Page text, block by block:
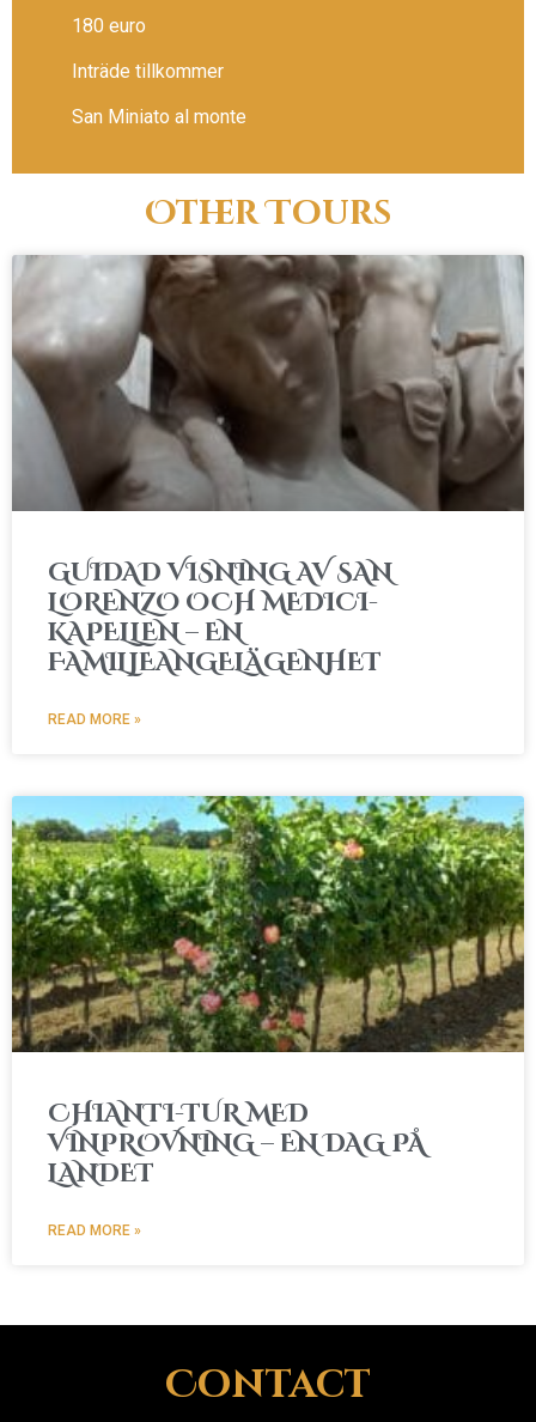
180 euro
Inträde tillkommer
San Miniato al monte
Other Tours
GUIDAD VISNING AV SAN
LORENZO OCH MEDICI-
KAPELLEN – EN
FAMILJEANGELÄGENHET
READ MORE »
CHIANTI-TUR MED
VINPROVNING – EN DAG PÅ
LANDET
READ MORE »
Contact